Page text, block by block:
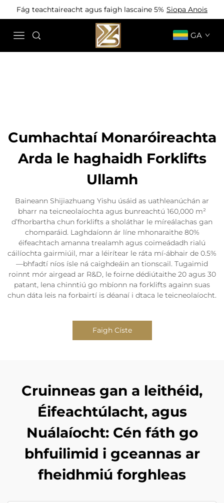
Fág teachtaireacht agus faigh lascaine 5% Siopa Anois
GA
Cumhachtaí Monaróireachta
Arda le haghaidh Forklifts
Ullamh
Baineann Shijiazhuang Yishu úsáid as uathleanúchán ar
bharr na teicneolaíochta agus bunreachtú 160,000 m²
d’fhorbartha chun forklifts a sholáthar le míreálachas gan
chomparáid. Laghdaíonn ár líne mhonaraithe 80%
éifeachtach amanna trealamh agus coimeádadh rialú
cáilíochta gairmiúil, mar a léirítear le ráta mí-ábhair de 0.5%
—bhfadtí níos ísle ná caighdeáin an tionscail. Tugaimid
roinnt mór airgead ar R&D, le foirne dédiútaithe 20 agus 30
patant, lena chinntiú go mbíonn na forklifts againn suas
chun dáta leis na forbairtí is déanaí i dtaca le teicneolaíocht.
Faigh Císte
Cruinneas gan a leithéid,
Éifeachtúlacht, agus
Nuálaíocht: Cén fáth go
bhfuilimid i gceannas ar
fheidhmiú forghleas